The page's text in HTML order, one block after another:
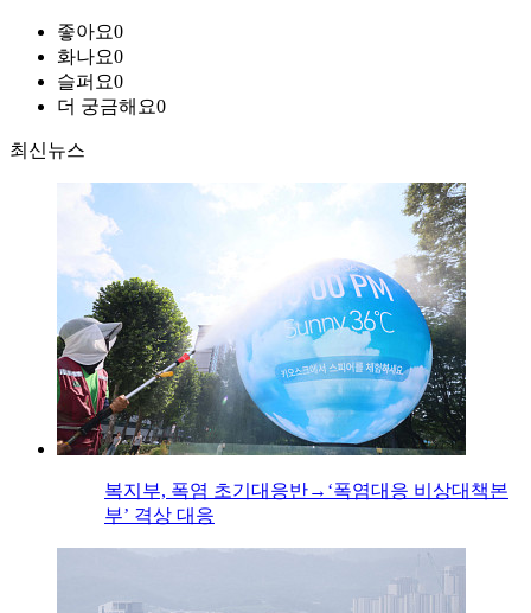
좋아요0
화나요0
슬퍼요0
더 궁금해요0
최신뉴스
복지부, 폭염 초기대응반→‘폭염대응 비상대책본
부’ 격상 대응